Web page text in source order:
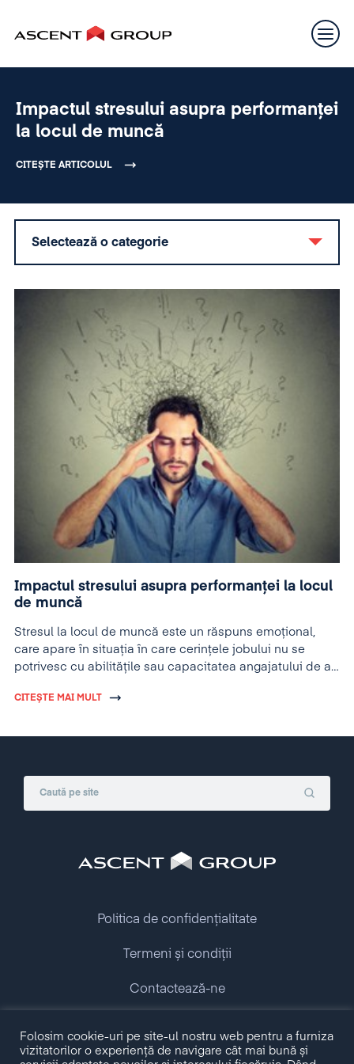
Impactul stresului asupra performanței
la locul de muncă
CITEȘTE ARTICOLUL
Selectează o categorie
Impactul stresului asupra performanței la locul
de muncă
Stresul la locul de muncă este un răspuns emoțional,
care apare în situația în care cerințele jobului nu se
potrivesc cu abilitățile sau capacitatea angajatului de a
CITEȘTE MAI MULT
Copyright © 2009 - 2026 Ascent Group.
All rights reserved.
Politica de confidențialitate
Termeni și condiții
Contactează-ne
Folosim cookie-uri pe site-ul nostru web pentru a furniza
vizitatorilor o experiență de navigare cât mai bună și